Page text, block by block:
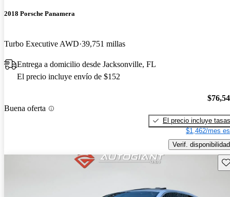
2018 Porsche Panamera
Turbo Executive AWD 39,751 millas
Entrega a domicilio desde Jacksonville, FL
El precio incluye envío de $152
Buena oferta
El precio incluye tasas
$1,462/mes
Verif. disponibilidad